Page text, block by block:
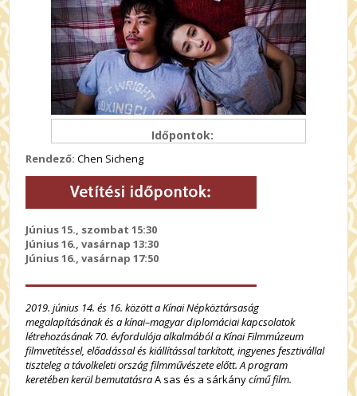
Időpontok:
Rendező: Chen Sicheng
Június 15., szombat 15:30
Június 16., vasárnap 13:30
Június 16., vasárnap17:50
2019. június 14. és 16. között a Kínai Népköztársaság
megalapításának és a kínai–magyar diplomáciai kapcsolatok
létrehozásának 70. évfordulója alkalmából a Kínai Filmmúzeum
filmvetítéssel, előadással és kiállítással tarkított, ingyenes fesztivállal
tiszteleg a távolkeleti ország filmművészete előtt. A program
keretében kerül bemutatásraA sas és a sárkánycímű film.